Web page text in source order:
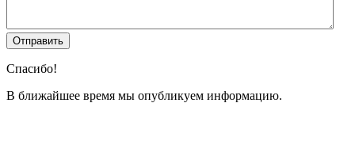
Спасибо!
В ближайшее время мы опубликуем информацию.